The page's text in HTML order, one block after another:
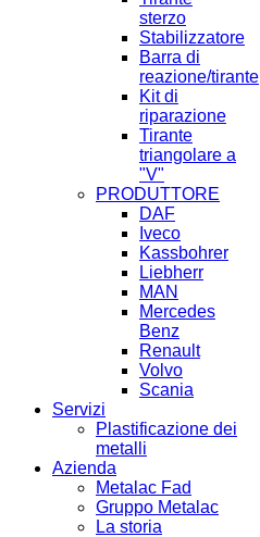
sterzo
Stabilizzatore
Barra di
reazione/tirante
Kit di
riparazione
Tirante
triangolare a
"V"
PRODUTTORE
DAF
Iveco
Kassbohrer
Liebherr
MAN
Mercedes
Benz
Renault
Volvo
Scania
Servizi
Plastificazione dei
metalli
Azienda
Metalac Fad
Gruppo Metalac
La storia